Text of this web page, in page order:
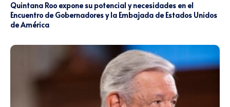
Quintana Roo expone su potencial y necesidades en el
Encuentro de Gobernadores y la Embajada de Estados Unidos
de América